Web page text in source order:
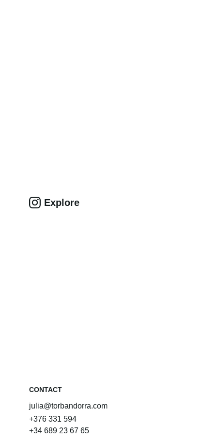
Explore
CONTACT
julia@torbandorra.com
+376 331 594
+34 689 23 67 65